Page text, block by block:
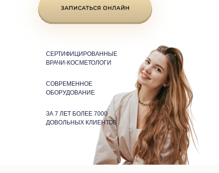
СЕРТИФИЦИРОВАННЫЕ
ВРАЧИ-КОСМЕТОЛОГИ
СОВРЕМЕННОЕ
ОБОРУДОВАНИЕ
ЗА 7 ЛЕТ БОЛЕЕ 7000
ДОВОЛЬНЫХ КЛИЕНТОВ